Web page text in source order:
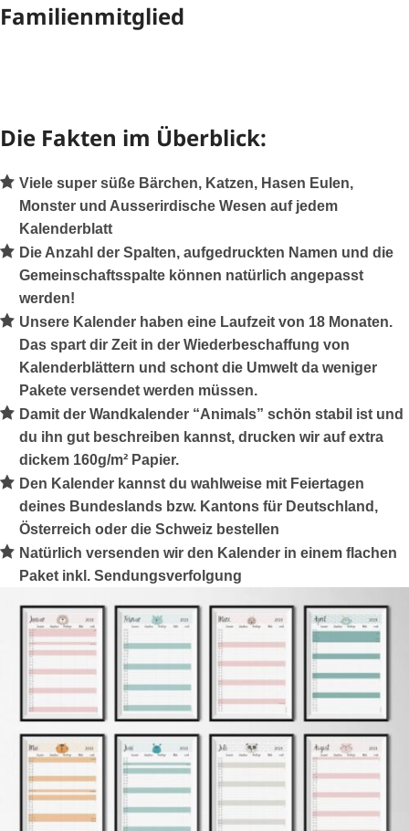
Familienmitglied
Die Fakten im Überblick:
Viele super süße Bärchen, Katzen, Hasen Eulen,
Monster und Ausserirdische Wesen auf jedem
Kalenderblatt
Die Anzahl der Spalten, aufgedruckten Namen und die
Gemeinschaftsspalte können natürlich angepasst
werden!
Unsere Kalender haben eine Laufzeit von 18 Monaten.
Das spart dir Zeit in der Wiederbeschaffung von
Kalenderblättern und schont die Umwelt da weniger
Pakete versendet werden müssen.
Damit der Wandkalender “Animals” schön stabil ist und
du ihn gut beschreiben kannst, drucken wir auf extra
dickem 160g/m²Papier.
Den Kalender kannst du wahlweise mit Feiertagen
deines Bundeslands bzw. Kantons für Deutschland,
Österreich oder die Schweiz bestellen
Natürlich versenden wir den Kalender in einem flachen
Paketinkl. Sendungsverfolgung